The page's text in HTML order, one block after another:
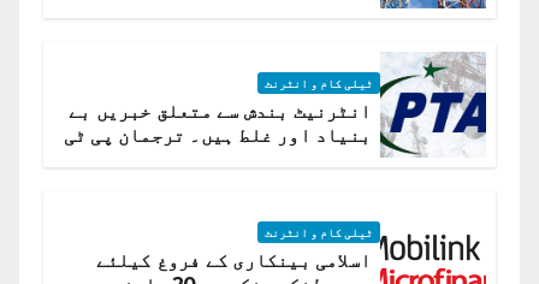
ٹیلی کام و انٹرنٹ
انٹرنیٹ بندش سے متعلق خبریں بے
بنیاد اور غلط ہیں۔ ترجمان پی ٹی
ٹیلی کام و انٹرنٹ
اسلامی بینکاری کے فروغ کیلئے